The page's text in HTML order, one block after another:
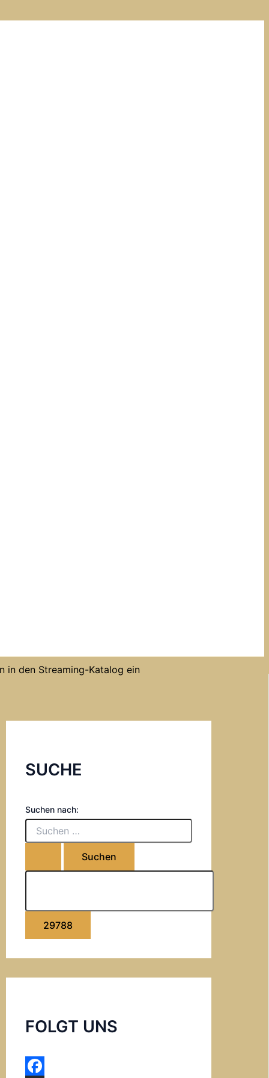
in den Streaming-Katalog ein
SUCHE
Suchen nach:
FOLGT UNS